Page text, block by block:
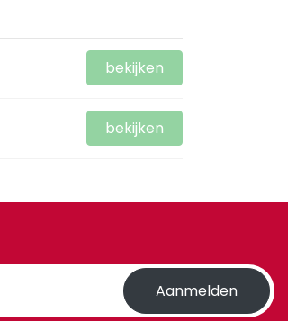
bekijken
bekijken
Aanmelden